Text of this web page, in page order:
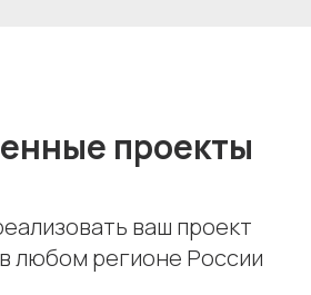
проекты
ваш проект
любом регионе России